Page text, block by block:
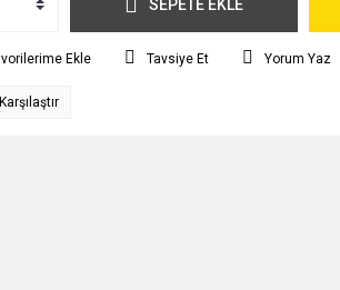
SEPETE EKLE
Tavsiye Et Yorum Yaz
Karşılaştır